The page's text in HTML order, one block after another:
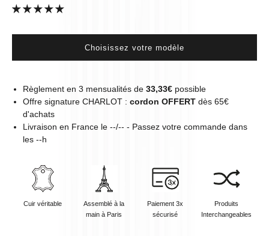
Choisissez votre modèle
Règlement en 3 mensualités de 33,33€ possible
Offre signature CHARLOT : cordon OFFERT dès 65€
d'achats
Livraison en France le --/-- - Passez votre commande dans
les --h
Cuir véritable
Assemblé à la
main à Paris
Paiement 3x
sécurisé
Produits
Interchangeables